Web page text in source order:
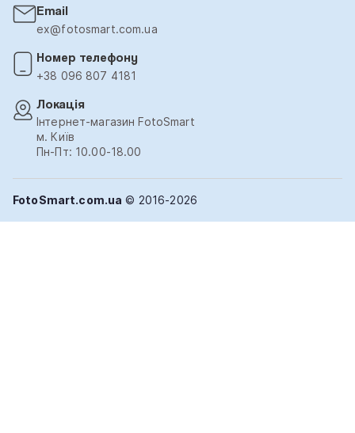
Email
ex@fotosmart.com.ua
Номер телефону
+38 096 807 4181
Локація
Інтернет-магазин FotoSmart
м. Київ
Пн-Пт: 10.00-18.00
FotoSmart.com.ua © 2016-2026